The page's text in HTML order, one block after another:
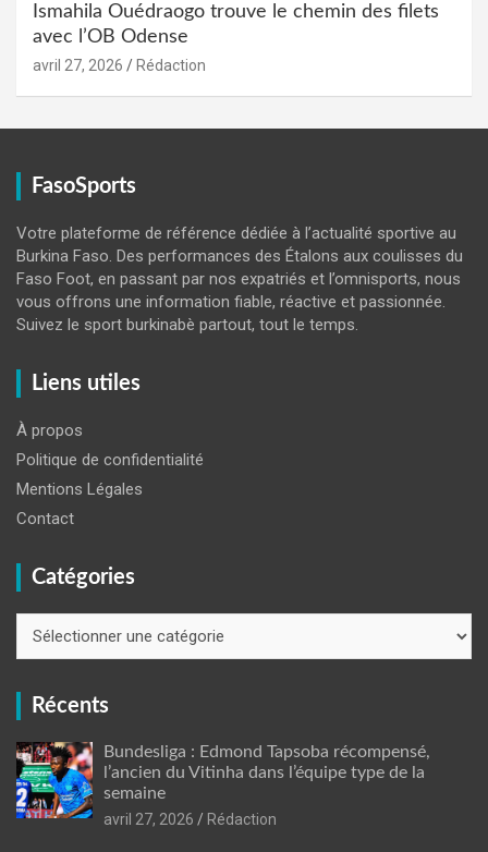
Ismahila Ouédraogo trouve le chemin des filets
avec l’OB Odense
avril 27, 2026 Rédaction
FasoSports
Votre plateforme de référence dédiée à l’actualité sportive au
Burkina Faso. Des performances des Étalons aux coulisses du
Faso Foot, en passant par nos expatriés et l’omnisports, nous
vous offrons une information fiable, réactive et passionnée.
Suivez le sport burkinabè partout, tout le temps.
Liens utiles
À propos
Politique de confidentialité
Mentions Légales
Contact
Catégories
Récents
Bundesliga : Edmond Tapsoba récompensé,
l’ancien du Vitinha dans l’équipe type de la
semaine
avril 27, 2026
Rédaction